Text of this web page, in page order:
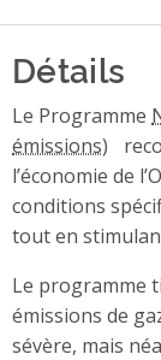
Détails
Le Programme
l’économie de
conditions
tout en
Le programme
émissions de
sévère, mais